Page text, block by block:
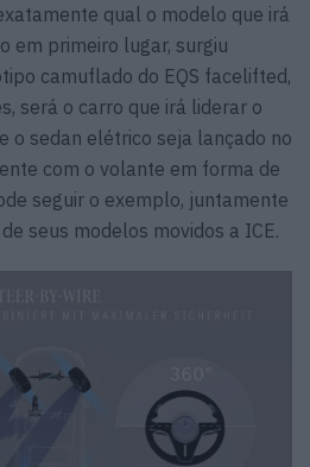
qual o modelo que irá
em primeiro lugar, surgiu
camuflado do EQS facelifted,
será o carro que irá liderar o
o sedan elétrico seja lançado no
com o volante em forma de
seguir o exemplo, juntamente
seus modelos movidos a ICE.